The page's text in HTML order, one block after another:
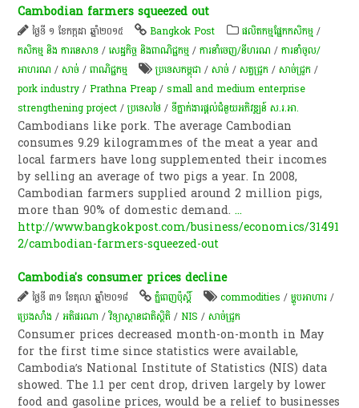
Cambodian farmers squeezed out
ថ្ងៃទី ១ ខែកក្កដា ឆ្នាំ២០១៥ Bangkok Post ​ផលិតកម្ម​ផ្នែក​កសិកម្ម​ /
កសិកម្ម​ និង​ ការ​នេ​សាទ​ /សេដ្ឋកិច្ច និងពាណិជ្ជកម្ម /ការនាំចេញ/នីហរណ /ការនាំចូល/
អាហរណ /សាច់ /ពាណិជ្ជកម្ម ប្រទេសកម្ពុជា /សាច់ /សត្វជ្រូក /សាច់​ជ្រូក /
pork industry /Prathna Preap /small and medium enterprise
strengthening project /ប្រទេសថៃ /ទីភ្នាក់ងារ​ផ្តល់​ជំនួយ​អភិវឌ្ឍន៍​ ស.រ.អា.
Cambodians like pork. The average Cambodian
consumes 9.29 kilogrammes of the meat a year and
local farmers have long supplemented their incomes
by selling an average of two pigs a year. In 2008,
Cambodian farmers supplied around 2 million pigs,
more than 90% of domestic demand....
http://www.bangkokpost.com/business/economics/31491
2/cambodian-farmers-squeezed-out
Cambodia's consumer prices decline
ថ្ងៃទី ៣១ ខែតុលា ឆ្នាំ២០១៨ ភ្នំពេញប៉ុស្តិ៍ commodities /ម្ហូបអាហារ /
ប្រេងសាំង /អតិផរណា​ /វិទ្យាស្ថានជាតិស្ថិតិ /NIS /សាច់​ជ្រូក
Consumer prices decreased month-on-month in May
for the first time since statistics were available,
Cambodia’s National Institute of Statistics (NIS) data
showed. The 1.1 per cent drop, driven largely by lower
food and gasoline prices, would be a relief to businesses